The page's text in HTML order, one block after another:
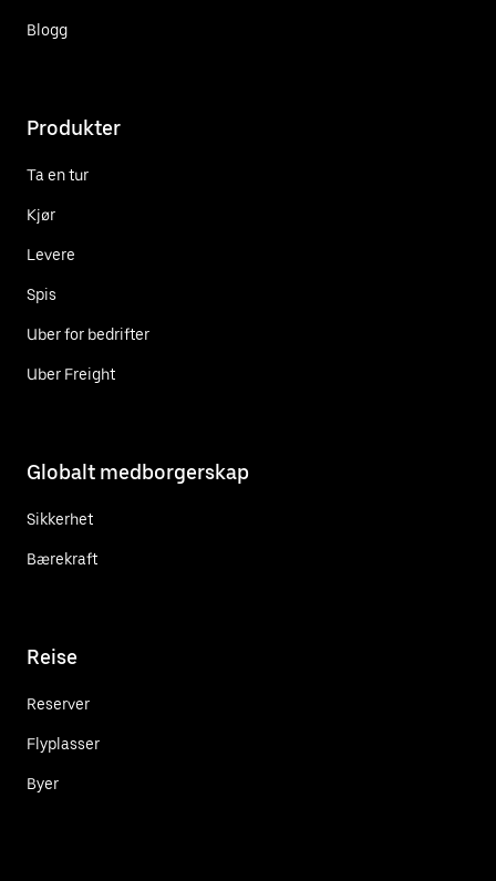
Blogg
Produkter
Ta en tur
Kjør
Levere
Spis
Uber for bedrifter
Uber Freight
Globalt medborgerskap
Sikkerhet
Bærekraft
Reise
Reserver
Flyplasser
Byer